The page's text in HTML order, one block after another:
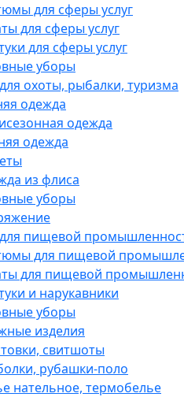
для сферы услуг
для сферы услуг
для сферы услуг
уборы
охоты, рыбалки, туризма
одежда
одежда
одежда
из флиса
уборы
пищевой
для пищевой
для пищевой
и нарукавники
уборы
изделия
свитшоты
рубашки-поло
нательное, термобелье